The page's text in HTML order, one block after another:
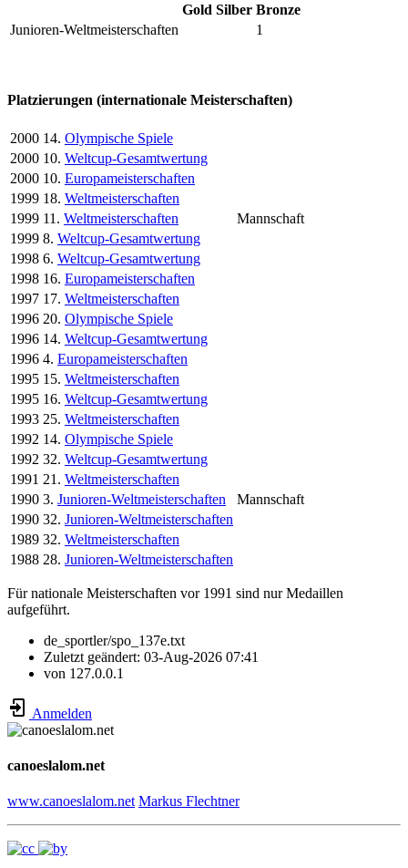
Gold Silber Bronze
Junioren-Weltmeisterschaften
1
Platzierungen (internationale Meisterschaften)
2000 14. Olympische Spiele
2000 10. Weltcup-Gesamtwertung
2000 10. Europameisterschaften
1999 18. Weltmeisterschaften
1999 11. Weltmeisterschaften
Mannschaft
1999 8. Weltcup-Gesamtwertung
1998 6. Weltcup-Gesamtwertung
1998 16. Europameisterschaften
1997 17. Weltmeisterschaften
1996 20. Olympische Spiele
1996 14. Weltcup-Gesamtwertung
1996 4. Europameisterschaften
1995 15. Weltmeisterschaften
1995 16. Weltcup-Gesamtwertung
1993 25. Weltmeisterschaften
1992 14. Olympische Spiele
1992 32. Weltcup-Gesamtwertung
1991 21. Weltmeisterschaften
1990 3. Junioren-Weltmeisterschaften
Mannschaft
1990 32. Junioren-Weltmeisterschaften
1989 32. Weltmeisterschaften
1988 28. Junioren-Weltmeisterschaften
Für nationale Meisterschaften vor 1991 sind nur Medaillen
aufgeführt.
de_sportler/spo_137e.txt
Zuletzt geändert: 03-Aug-2026 07:41
von 127.0.0.1
Anmelden
canoeslalom.net
www.canoeslalom.net Markus Flechtner